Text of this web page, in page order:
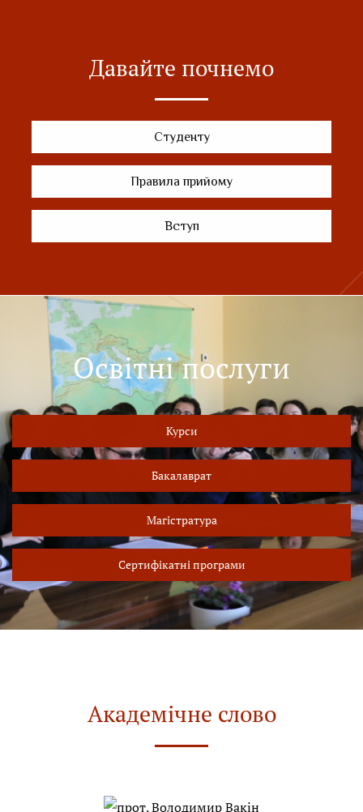
Давайте почнемо
Студенту
Правила прийому
Вступ
Освітні послуги
Курси
Бакалаврат
Магістратура
Сертифікатні програми
Академічне слово